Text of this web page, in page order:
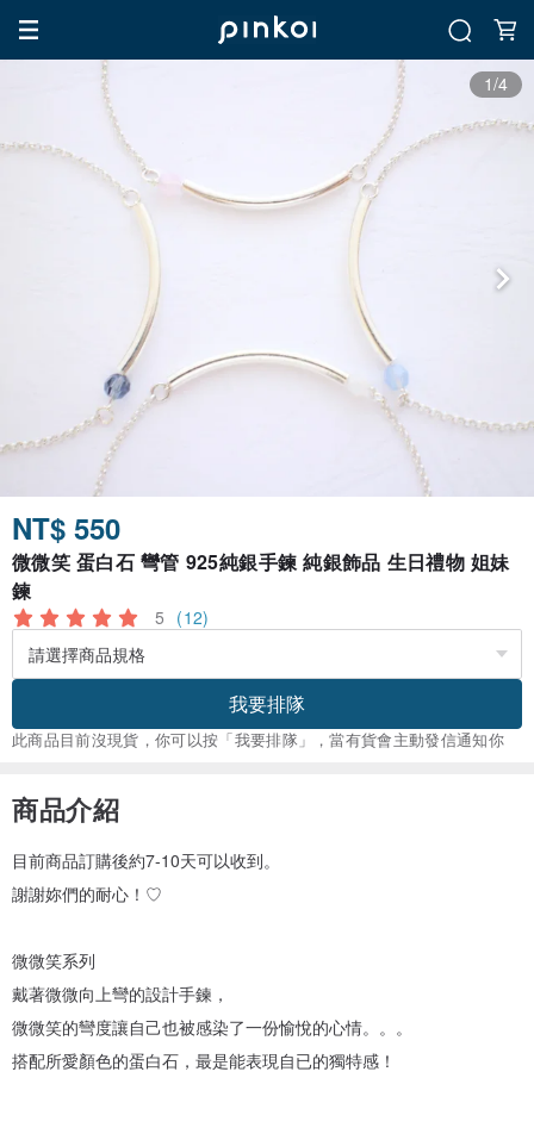
1/4
NT$ 550
微微笑 蛋白石 彎管 925純銀手鍊 純銀飾品 生日禮物 姐妹
鍊
5 (12)
我要排隊
此商品目前沒現貨，你可以按「我要排隊」，當有貨會主動發信通知你
商品介紹
目前商品訂購後約7-10天可以收到。
謝謝妳們的耐心！♡
微微笑系列
戴著微微向上彎的設計手鍊，
微微笑的彎度讓自己也被感染了一份愉悅的心情。。。
搭配所愛顏色的蛋白石，最是能表現自已的獨特感！